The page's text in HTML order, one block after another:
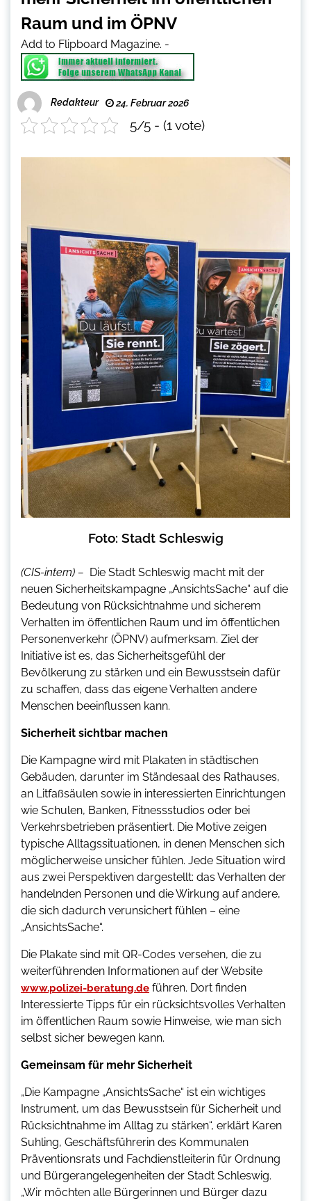
Raum und im ÖPNV
Add to Flipboard Magazine. -
Redakteur 24. Februar 2026
5/5 - (1 vote)
Foto: Stadt Schleswig
(CIS-intern) – Die Stadt Schleswig macht mit der
neuen Sicherheitskampagne „AnsichtsSache“ auf die
Bedeutung von Rücksichtnahme und sicherem
Verhalten im öffentlichen Raum und im öffentlichen
Personenverkehr (ÖPNV) aufmerksam. Ziel der
Initiative ist es, das Sicherheitsgefühl der
Bevölkerung zu stärken und ein Bewusstsein dafür
zu schaffen, dass das eigene Verhalten andere
Menschen beeinflussen kann.
Sicherheit sichtbar machen
Die Kampagne wird mit Plakaten in städtischen
Gebäuden, darunter im Ständesaal des Rathauses,
an Litfaßsäulen sowie in interessierten Einrichtungen
wie Schulen, Banken, Fitnessstudios oder bei
Verkehrsbetrieben präsentiert. Die Motive zeigen
typische Alltagssituationen, in denen Menschen sich
möglicherweise unsicher fühlen. Jede Situation wird
aus zwei Perspektiven dargestellt: das Verhalten der
handelnden Personen und die Wirkung auf andere,
die sich dadurch verunsichert fühlen – eine
„AnsichtsSache“.
Die Plakate sind mit QR-Codes versehen, die zu
weiterführenden Informationen auf der Website
www.polizei-beratung.de führen. Dort finden
Interessierte Tipps für ein rücksichtsvolles Verhalten
im öffentlichen Raum sowie Hinweise, wie man sich
selbst sicher bewegen kann.
Gemeinsam für mehr Sicherheit
„Die Kampagne „AnsichtsSache“ ist ein wichtiges
Instrument, um das Bewusstsein für Sicherheit und
Rücksichtnahme im Alltag zu stärken“, erklärt Karen
Suhling, Geschäftsführerin des Kommunalen
Präventionsrats und Fachdienstleiterin für Ordnung
und Bürgerangelegenheiten der Stadt Schleswig.
„Wir möchten alle Bürgerinnen und Bürger dazu